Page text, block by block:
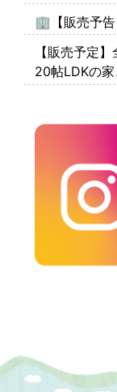
🏢【販売予
【販売予定
20帖LDKの